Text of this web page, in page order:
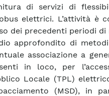
di servizi di
elettrici. L’attività è
dei precedenti periodi
approfondito di
associazione a
in loco, per
Locale (TPL)
(MSD), in